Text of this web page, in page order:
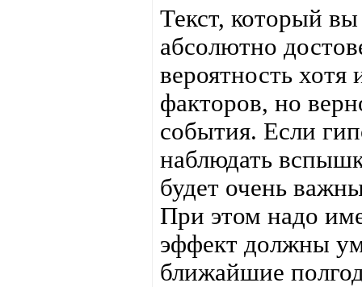
Текст, который
абсолютно
вероятность
факторов, но
события. Если
наблюдать
будет очень
При этом надо
эффект должны
ближайшие